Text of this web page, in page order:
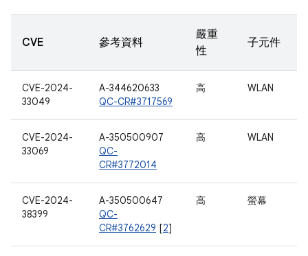
CVE 參考資料
嚴重
性
子元件
CVE-2024-
33049
A-344620633
QC-CR#3717569
高 WLAN
CVE-2024-
33069
A-350500907
QC-
CR#3772014
高 WLAN
CVE-2024-
38399
A-350500647
QC-
CR#3762629 [2]
高 螢幕